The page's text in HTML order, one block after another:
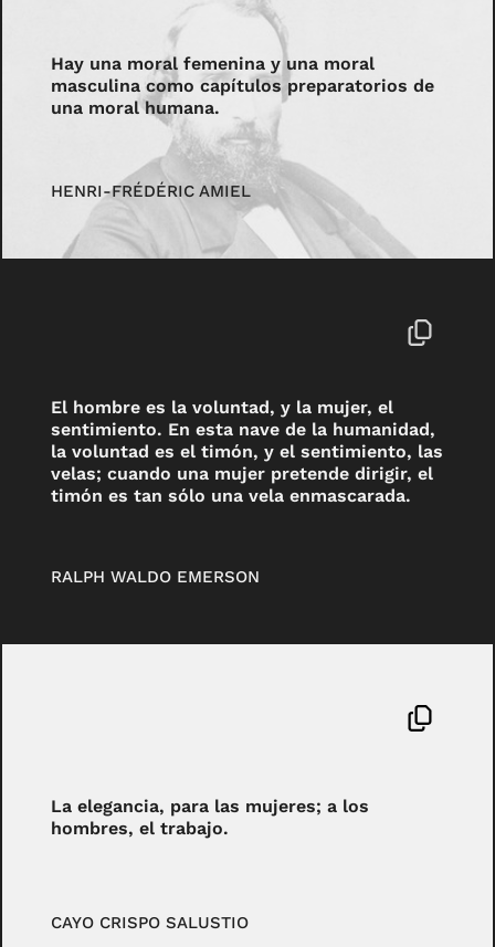
Hay una moral femenina y una moral
masculina como capítulos preparatorios de
una moral humana.
HENRI-FRÉDÉRIC AMIEL
El hombre es la voluntad, y la mujer, el
sentimiento. En esta nave de la humanidad,
la voluntad es el timón, y el sentimiento, las
velas; cuando una mujer pretende dirigir, el
timón es tan sólo una vela enmascarada.
RALPH WALDO EMERSON
La elegancia, para las mujeres; a los
hombres, el trabajo.
CAYO CRISPO SALUSTIO